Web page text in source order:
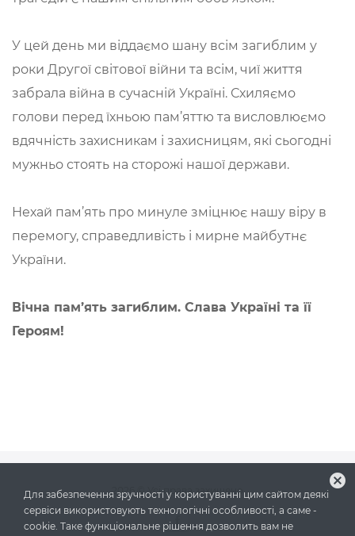
У цей день ми віддаємо шану всім загиблим у
роки Другої світової війни та всім, чиї життя
забрала війна в сучасній Україні. Схиляємо
голови перед їхньою пам’яттю та висловлюємо
вдячність захисникам і захисницям, які сьогодні
мужньо стоять на сторожі нашої держави.
Нехай пам’ять про минуле зміцнює нашу віру в
перемогу, справедливість і мирне майбутнє
України.
Вічна пам’ять загиблим. Слава Україні та її
Героям!
2026 © Усі права захищено
Для забезпечення зручності у користуванні цим сайтом деякі
сервіси використовують технологічні особливості, а саме -
cookie. Таке функціональне рішення дозволить вам не
cancel